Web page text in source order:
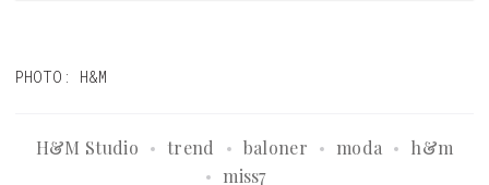
PHOTO: H&M
H&M Studio trend baloner moda
h&m
miss7